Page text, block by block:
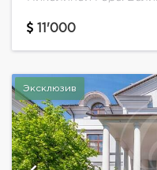
инфраструктура:
11'000
Эксклюзив